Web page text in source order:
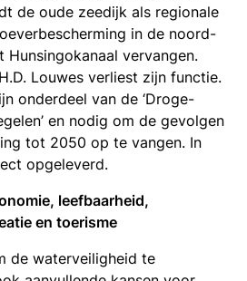
de oude zeedijk als regionale
in de noord-
Hunsingokanaal vervangen.
Louwes verliest zijn functie.
onderdeel van de ‘Droge-
en nodig om de gevolgen
tot 2050 op te vangen. In
opgeleverd.
leefbaarheid,
en toerisme
de waterveiligheid te